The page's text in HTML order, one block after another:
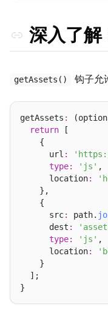
深入了解
getAssets() 钩子允
getAssets :
return [
    {
      url
:
type: 'js' ,
      location
:
    },
    {
      src
: path.
      dest
:
type: 'js' ,
      location
:
    }
  ];